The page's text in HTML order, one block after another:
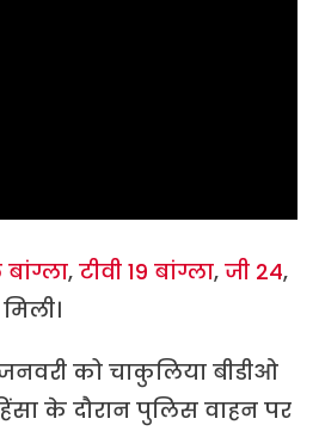
बांग्ला, टीवी 19 बांग्ला, जी 24,
को चाकुलिया बीडीओ
के दौरान पुलिस वाहन पर